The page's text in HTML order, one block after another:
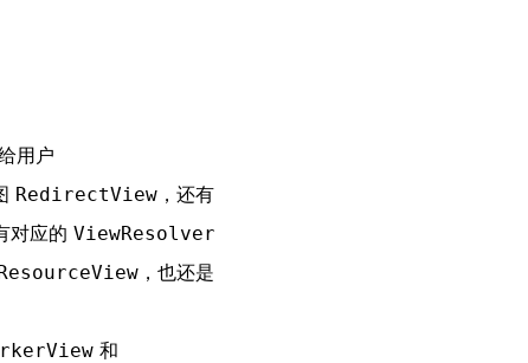
用户
RedirectView ，还有
对应的 ViewResolver
，也还是
和